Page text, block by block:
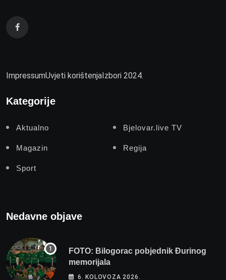
ImpressumUvjeti korištenjaIzbori 2024.
Kategorije
Aktualno Bjelovar.live TV
Magazin Regija
Sport
Nedavne objave
FOTO: Bilogorac pobjednik Đurinog
memorijala
6. KOLOVOZA 2026.